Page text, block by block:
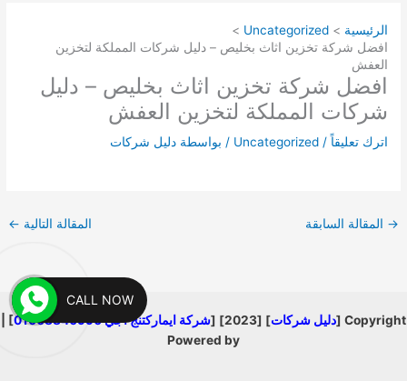
الرئيسية
Uncategorized
افضل شركة تخزين اثاث بخليص – دليل شركات المملكة لتخزين
العفش
افضل شركة تخزين اثاث بخليص – دليل
شركات المملكة لتخزين العفش
اترك تعليقاً /
Uncategorized / بواسطة دليل شركات
→ المقالة السابقة المقالة التالية ←
Copyright [ دليل شركات] [2023] [ شركة ايماركتنج اجي 01008840990
] |
Powered by
CALL NOW